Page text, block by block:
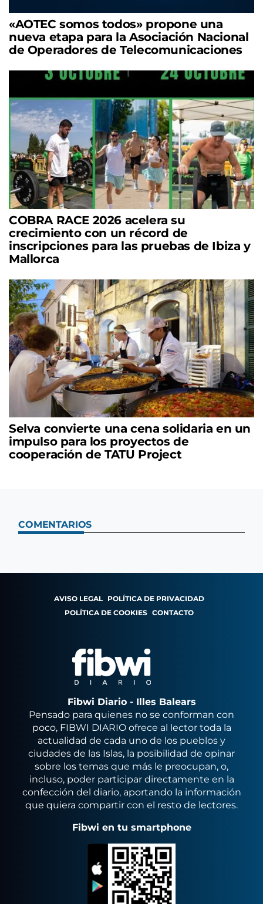
«AOTEC somos todos» propone una
nueva etapa para la Asociación Nacional
de Operadores de Telecomunicaciones
COBRA RACE 2026 acelera su
crecimiento con un récord de
inscripciones para las pruebas de Ibiza y
Mallorca
Selva convierte una cena solidaria en un
impulso para los proyectos de
cooperación de TATU Project
COMENTARIOS
AVISO LEGAL POLÍTICA DE PRIVACIDAD
POLÍTICA DE COOKIES CONTACTO
Fibwi Diario - Illes Balears
Pensado para quienes no se conforman con
poco, FIBWI DIARIO ofrece al lector toda la
actualidad de cada uno de los pueblos y
ciudades de las Islas, la posibilidad de opinar
sobre los temas que más le preocupan, o,
incluso, poder participar directamente en la
confección del diario, aportando la información
que quiera compartir con el resto de lectores.
Fibwi en tu smartphone